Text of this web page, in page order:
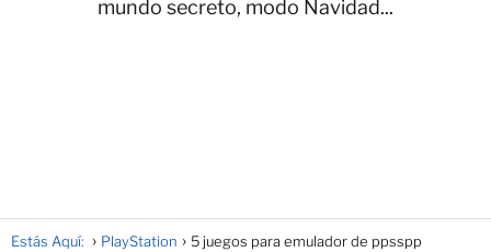
mundo secreto, modo Navidad...
Estás Aquí: PlayStation 5 juegos para emulador de ppsspp